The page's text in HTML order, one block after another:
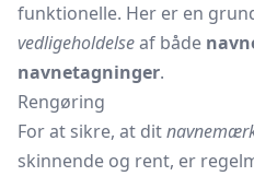
funktionelle. Her er en
vedligeholdelseaf både
navnetagninger.
Rengøring
For at sikre, at dit
skinnende og rent, er